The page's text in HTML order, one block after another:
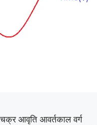
आवृति आवर्तकाल वर्ग